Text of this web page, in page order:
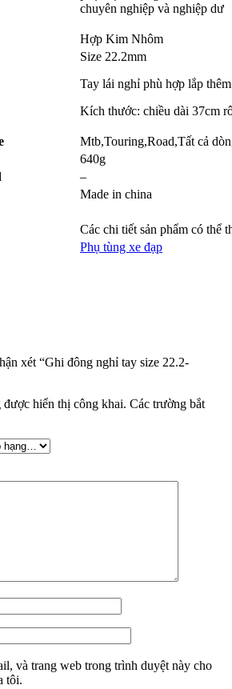
chuyên nghiệp và nghiệp dư
Hợp Kim Nhôm
Size 22.2mm
Tay lái nghỉ phù hợp lắp
Kích thước: chiều dài 37cm
Mtb,Touring,Road,Tất cả
640g
–
Made in china
Các chi tiết sản phẩm có thể
Phụ tùng xe đạp
xét “Ghi đông nghỉ tay size 22.2-
được hiển thị công khai. Các trường bắt
và trang web trong trình duyệt này cho
tôi.